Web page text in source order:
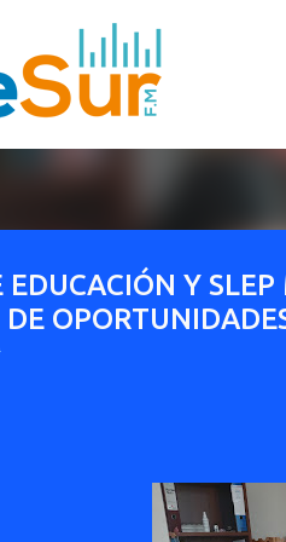
EDUCACIÓN Y